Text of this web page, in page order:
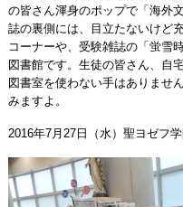
の皆さん渾身のポップで「海外
誌の裏側には、目立たないけど
コーナーや、受験雑誌の「蛍雪
図書館です。生徒の皆さん、自
図書室を使わない手はありませ
みますよ。
2016年7月27日（水）聖ヨゼ